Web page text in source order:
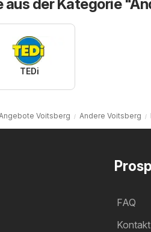
der Kategorie
TEDi
Angebote Voitsberg Andere Voitsberg
FAQ
Kontakt